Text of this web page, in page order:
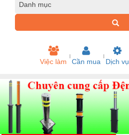
Danh mục
Việc làm Cần mua Dịch vụ